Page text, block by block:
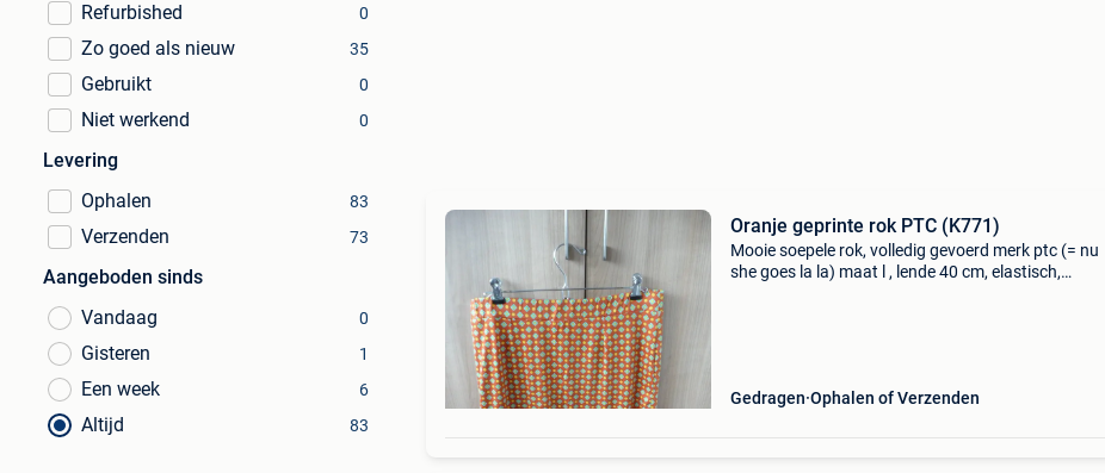
Refurbished 0
Zo goed als nieuw 35
Gebruikt 0
Niet werkend 0
Levering
Ophalen
83
Verzenden 73
Aangeboden sinds
Vandaag
0
Gisteren 1
Een week 6
Altijd 83
Oranje geprinte rok PTC (K771)
Mooie soepele rok, volledig gevoerd merk ptc (= nu
she goes la la) maat l , lende 40 cm, elastisch,
Gedragen Ophalen of Verzenden